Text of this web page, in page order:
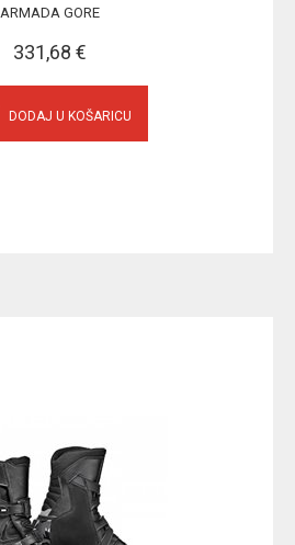
ARMADA GORE
331,68 €
DODAJ U KOŠARICU